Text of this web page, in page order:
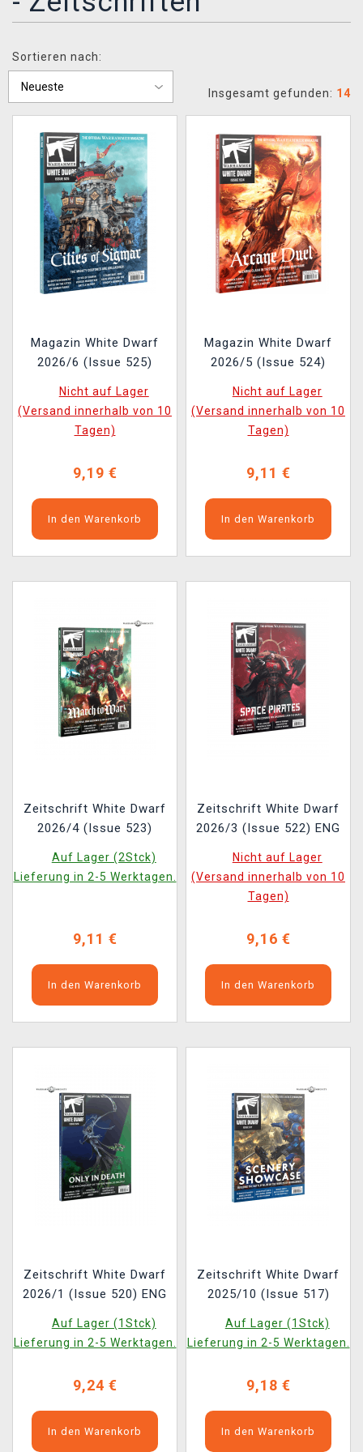
XZONE CLUB
Sortieren nach:
Insgesamt gefunden: 14
Magazin White Dwarf
2026/6 (Issue 525)
Nicht auf Lager
(Versand innerhalb von 10
Tagen)
9,19 €
In den Warenkorb
Magazin White Dwarf
2026/5 (Issue 524)
Nicht auf Lager
(Versand innerhalb von 10
Tagen)
9,11 €
In den Warenkorb
Zeitschrift White Dwarf
2026/4 (Issue 523)
Auf Lager (2Stck)
Lieferung in 2-5 Werktagen.
9,11 €
In den Warenkorb
Zeitschrift White Dwarf
2026/3 (Issue 522) ENG
Nicht auf Lager
(Versand innerhalb von 10
Tagen)
9,16 €
In den Warenkorb
Zeitschrift White Dwarf
2026/1 (Issue 520) ENG
Auf Lager (1Stck)
Lieferung in 2-5 Werktagen.
9,24 €
In den Warenkorb
Zeitschrift White Dwarf
2025/10 (Issue 517)
Auf Lager (1Stck)
Lieferung in 2-5 Werktagen.
9,18 €
In den Warenkorb